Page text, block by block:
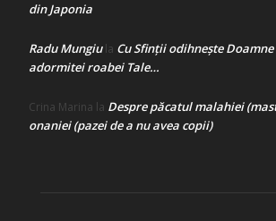
din Japonia
Radu Mungiula Cu Sfinții odihnește
adormitei roabei Tale…
Crina Marina la Despre păcatul malahiei
onaniei (pazei de a nu avea copii)